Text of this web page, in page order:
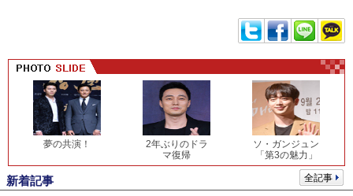
夢の共演！
2年ぶりのドラ
マ復帰
ソ・ガンジュン
「第3の魅力」
全記事
新着記事